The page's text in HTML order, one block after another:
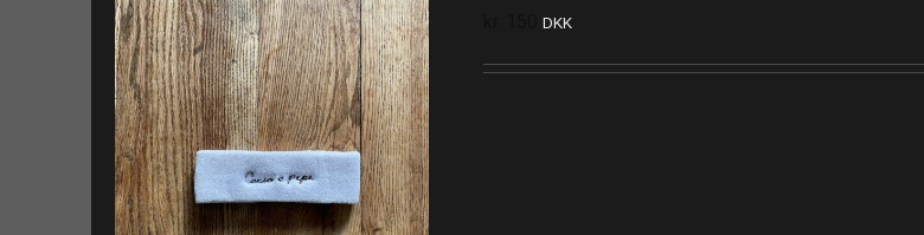
DKK